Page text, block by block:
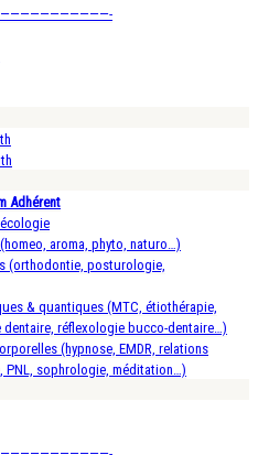
Adhérent
aroma, phyto, naturo…)
(orthodontie, posturologie,
& quantiques (MTC, étiothérapie,
réflexologie bucco-dentaire…)
(hypnose, EMDR, relations
PNL, sophrologie, méditation…)